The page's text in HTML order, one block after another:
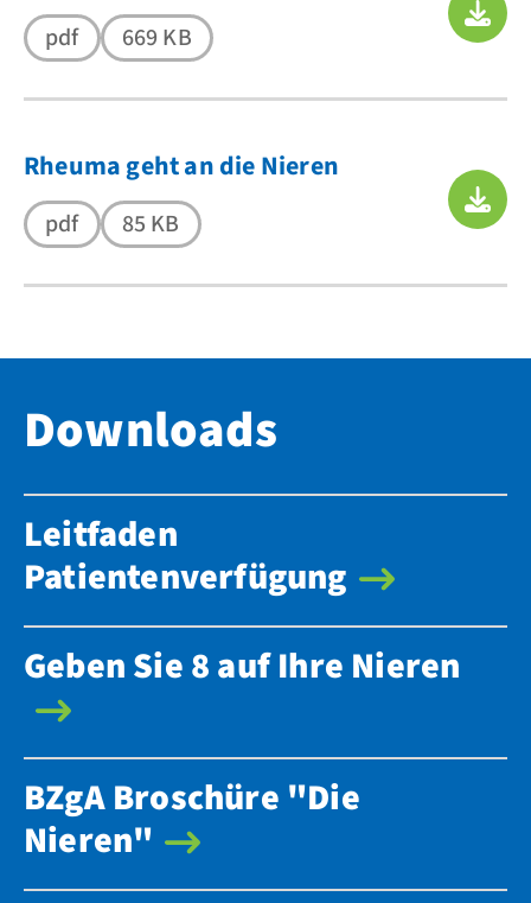
pdf 669 KB
Rheuma geht an die Nieren
pdf 85 KB
Downloads
Leitfaden
Patientenverfügung
Geben Sie 8 auf Ihre Nieren
BZgA Broschüre "Die
Nieren"